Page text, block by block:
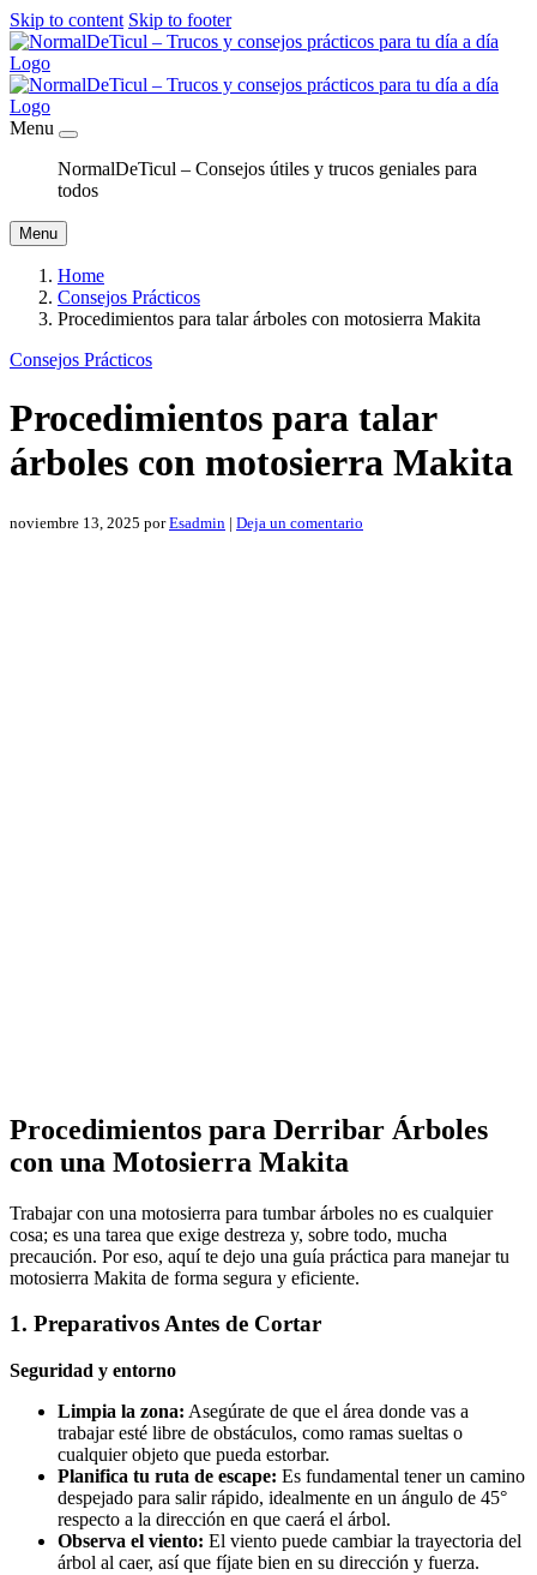
Skip to content Skip to footer
Menu
NormalDeTicul – Consejos útiles y trucos geniales para
todos
Menu
Home
Consejos Prácticos
Procedimientos para talar árboles con motosierra Makita
Consejos Prácticos
Procedimientos para talar
árboles con motosierra Makita
noviembre 13, 2025 porEsadmin | Deja un comentario
Procedimientos para Derribar Árboles
con una Motosierra Makita
Trabajar con una motosierra para tumbar árboles no es cualquier
cosa; es una tarea que exige destreza y, sobre todo, mucha
precaución. Por eso, aquí te dejo una guía práctica para manejar tu
motosierra Makita de forma segura y eficiente.
1. Preparativos Antes de Cortar
Seguridad y entorno
Limpia la zona: Asegúrate de que el área donde vas a
trabajar esté libre de obstáculos, como ramas sueltas o
cualquier objeto que pueda estorbar.
Planifica tu ruta de escape: Es fundamental tener un camino
despejado para salir rápido, idealmente en un ángulo de 45°
respecto a la dirección en que caerá el árbol.
Observa el viento: El viento puede cambiar la trayectoria del
árbol al caer, así que fíjate bien en su dirección y fuerza.